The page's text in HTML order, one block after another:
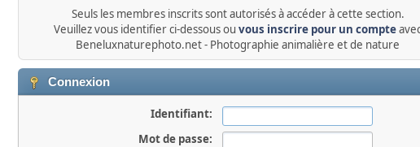
Seuls les membres inscrits sont autorisés à accéder à cette section.
Veuillez vous identifier ci-dessous ou vous inscrire pour un compte
Beneluxnaturephoto.net - Photographie animalière et de nature
Connexion
Identifiant:
Mot de passe: